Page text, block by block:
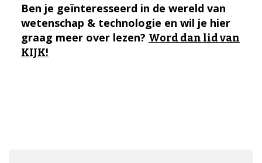
Ben je geïnteresseerd in de wereld van
wetenschap & technologie en wil je hier
graag meer over lezen? Word dan lid van
KIJK!